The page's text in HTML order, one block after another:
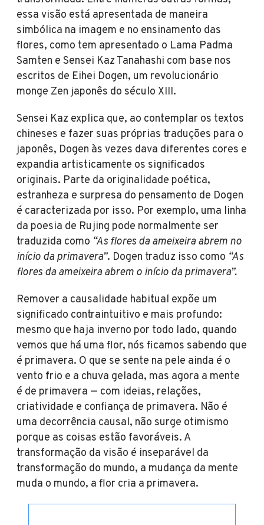
essa visão está apresentada de maneira
simbólica na imagem e no ensinamento das
flores, como tem apresentado o Lama Padma
Samten e Sensei Kaz Tanahashi com base nos
escritos de Eihei Dogen, um revolucionário
monge Zen japonês do século XIII.
Sensei Kaz explica que, ao contemplar os textos
chineses e fazer suas próprias traduções para o
japonês, Dogen às vezes dava diferentes cores e
expandia artisticamente os significados
originais. Parte da originalidade poética,
estranheza e surpresa do pensamento de Dogen
é caracterizada por isso. Por exemplo, uma linha
da poesia de Rujing pode normalmente ser
traduzida como “As flores da ameixeira abrem no
início da primavera”. Dogen traduz isso como “As
flores da ameixeira abrem o início da primavera”.
Remover a causalidade habitual expõe um
significado contraintuitivo e mais profundo:
mesmo que haja inverno por todo lado, quando
vemos que há uma flor, nós ficamos sabendo que
é primavera. O que se sente na pele ainda é o
vento frio e a chuva gelada, mas agora a mente
é de primavera — com ideias, relações,
criatividade e confiança de primavera. Não é
uma decorrência causal, não surge otimismo
porque as coisas estão favoráveis. A
transformação da visão é inseparável da
transformação do mundo, a mudança da mente
muda o mundo, a flor cria a primavera.